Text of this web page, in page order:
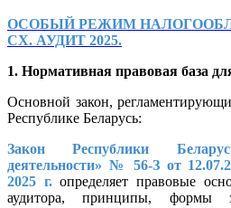
ОСОБЫЙ РЕЖИМ
СХ. АУДИТ 2025.
1. Нормативная правовая база
Основной закон,
Республике Беларусь:
Закон Республики
деятельности» № 56-З от
2025 г.определяет правовые
аудитора, принципы, формы